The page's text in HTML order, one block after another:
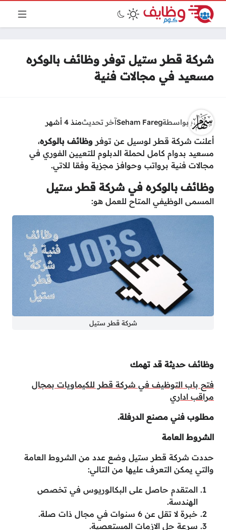
شركة قطر ستيل توفر وظائف بالوكره
مسعيد في مجالات فنية
بواسطةSeham Faregآخر تحديثمنذ 4 أشهر
أعلنت شركة قطر لوسيل عن توفر وظائف بالوكره،
مسعيد بدوام كامل لحملة الدبلوم للتعيين الفوري في
مجالات فنية برواتب وحوافز مجزية وفقا للاتي.
وظائف بالوكره في شركة قطر ستيل
المسمى الوظيفي المتاح للعمل هو:
شركة قطر ستيل
وظائف حديثة قد تهمك
فتح باب التوظيف في شركة قطر للكيماويات بمجال
مراقب اداري
مطلوب فني مصنع الدرفلة.
الشروط العامة
حددت شركة قطر ستيل وضع عدد من الشروط العامة
والتي يمكن التعرف عليها من التالي:
المتقدم حاصل على البكالوريوس في تخصص
الهندسة.
خبرة لا تقل عن 6 سنوات في مجال ذات صلة.
سرعة حل الازمات المستعصية.